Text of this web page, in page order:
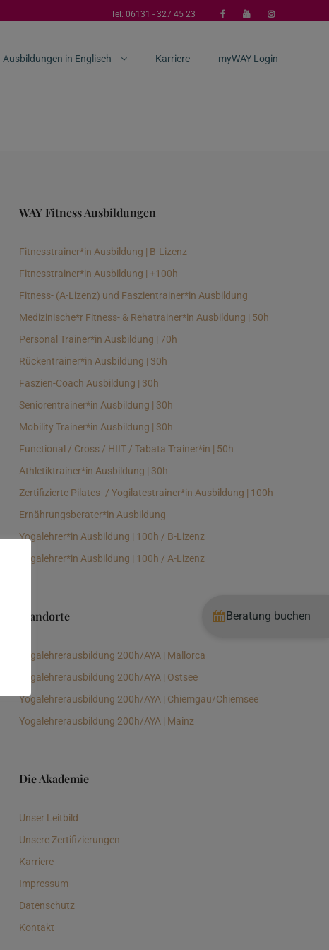
Tel: 06131 - 327 45 23
Ausbildungen in Englisch Karriere myWAY Login
WAY Fitness Ausbildungen
Fitnesstrainer*in Ausbildung | B-Lizenz
Fitnesstrainer*in Ausbildung | +100h
Fitness- (A-Lizenz) und Faszientrainer*in Ausbildung
Medizinische*r Fitness- & Rehatrainer*in Ausbildung | 50h
Personal Trainer*in Ausbildung | 70h
Rückentrainer*in Ausbildung | 30h
Faszien-Coach Ausbildung | 30h
Seniorentrainer*in Ausbildung | 30h
Mobility Trainer*in Ausbildung | 30h
Functional / Cross / HIIT / Tabata Trainer*in | 50h
Athletiktrainer*in Ausbildung | 30h
Zertifizierte Pilates- / Yogilatestrainer*in Ausbildung | 100h
Ernährungsberater*in Ausbildung
Yogalehrer*in Ausbildung | 100h / B-Lizenz
Yogalehrer*in Ausbildung | 100h / A-Lizenz
Standorte
Yogalehrerausbildung 200h/AYA | Mallorca
Yogalehrerausbildung 200h/AYA | Ostsee
Yogalehrerausbildung 200h/AYA | Chiemgau/Chiemsee
Yogalehrerausbildung 200h/AYA | Mainz
Die Akademie
Unser Leitbild
Unsere Zertifizierungen
Karriere
Impressum
Datenschutz
Kontakt
Beratung buchen